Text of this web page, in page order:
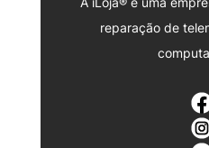
reparação de